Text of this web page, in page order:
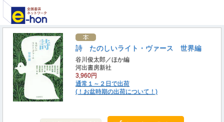
詩 たのしいライト・ヴァース 世界編
谷川俊太郎／ほか編
河出書房新社
3,960円
通常１～２日で出荷
(！お盆時期の出荷について！)